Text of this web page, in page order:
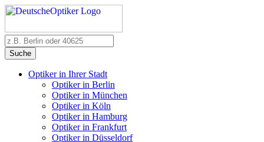
Suche
Optiker in Ihrer Stadt
Optiker in Berlin
Optiker in München
Optiker in Köln
Optiker in Hamburg
Optiker in Frankfurt
Optiker in Düsseldorf